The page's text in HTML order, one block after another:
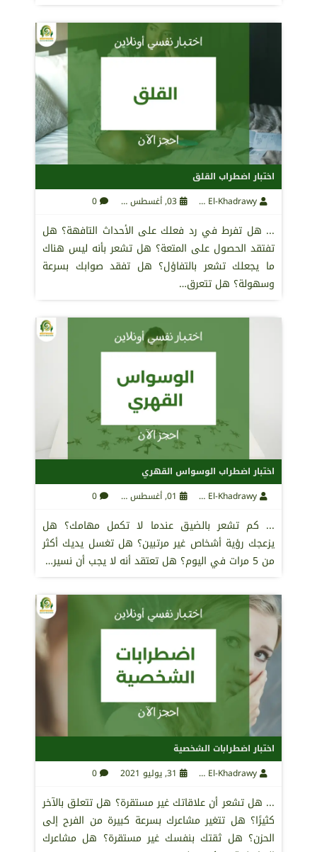
اختبار اضطراب القلق
03, أغسطس 2021 0
... هل تفرط في رد فعلك على الأحداث التافهة؟ هل
تفتقد الحصول على المتعة؟ هل تشعر بأنه ليس هناك
ما يجعلك تشعر بالتفاؤل؟ هل تفقد صوابك بسرعة
وسهولة؟ هل تتعرق…
اختبار اضطراب الوسواس القهري
01, أغسطس 2021 0
... كم تشعر بالضيق عندما لا تكمل مهامك؟ هل
يزعجك رؤية أشخاص غير مرتبين؟ هل تغسل يديك أكثر
من 5 مرات في اليوم؟ هل تعتقد أنه لا يجب أن نسير…
اختبار اضطرابات الشخصية
31, يوليو 2021 0
... هل تشعر أن علاقاتك غير مستقرة؟ هل تتعلق بالآخر
كثيرًا؟ هل تتغير مشاعرك بسرعة كبيرة من الفرح إلى
الحزن؟ هل ثقتك بنفسك غير مستقرة؟ هل مشاعرك